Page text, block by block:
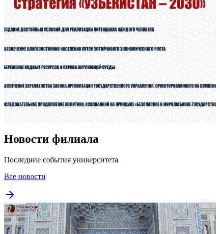
Новости филиала
Последние события университета
Все новости